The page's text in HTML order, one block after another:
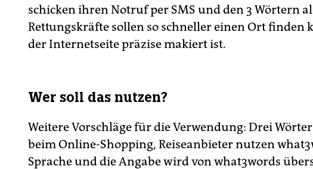
schicken ihren Notruf per SMS und den 3 Wörtern
Rettungskräfte sollen so schneller einen Ort finden
der Internetseite präzise makiert ist.
Wer soll das nutzen?
Weitere Vorschläge für die Verwendung: Drei
beim Online-Shopping, Reiseanbieter nutzen
Sprache und die Angabe wird von what3words